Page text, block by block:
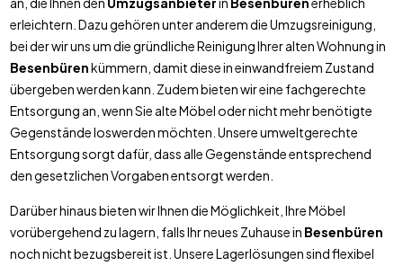
erleichtern. Dazu gehören unter anderem die Umzugsreinigung,
bei der wir uns um die gründliche Reinigung Ihrer alten Wohnung in
Besenbürenkümmern, damit diese in einwandfreiem Zustand
übergeben werden kann. Zudem bieten wir eine fachgerechte
Entsorgung an, wenn Sie alte Möbel oder nicht mehr benötigte
Gegenstände loswerden möchten. Unsere umweltgerechte
Entsorgung sorgt dafür, dass alle Gegenstände entsprechend
den gesetzlichen Vorgaben entsorgt werden.
Darüber hinaus bieten wir Ihnen die Möglichkeit, Ihre Möbel
vorübergehend zu lagern, falls Ihr neues Zuhause in Besenbüren
noch nicht bezugsbereit ist. Unsere Lagerlösungen sind flexibel